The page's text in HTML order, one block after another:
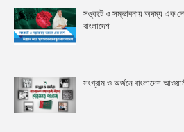
সঙ্কটে ও সম্ভাবনায় অদম্য এক
বাংলাদেশ
সংগ্রাম ও অর্জনে বাংলাদেশ